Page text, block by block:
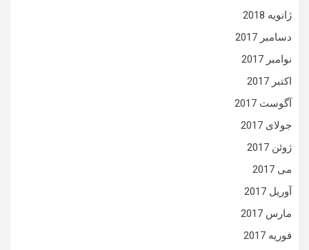
ژانویه 2018
دسامبر 2017
نوامبر 2017
اکتبر 2017
آگوست 2017
جولای 2017
ژوئن 2017
می 2017
آوریل 2017
مارس 2017
فوریه 2017